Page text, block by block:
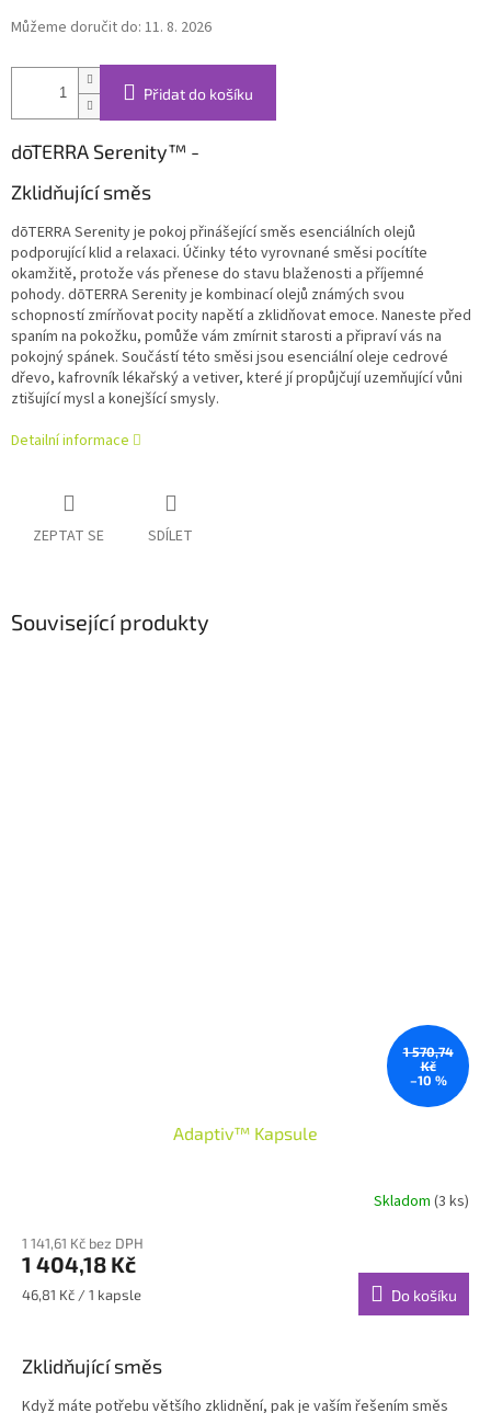
Můžeme doručit do: 11. 8. 2026
Přidat do košíku
dōTERRA Serenity™ -
Zklidňující směs
dōTERRA Serenity je pokoj přinášející směs esenciálních olejů
podporující klid a relaxaci. Účinky této vyrovnané směsi pocítíte
okamžitě, protože vás přenese do stavu blaženosti a příjemné
pohody. dōTERRA Serenity je kombinací olejů známých svou
schopností zmírňovat pocity napětí a zklidňovat emoce. Naneste před
spaním na pokožku, pomůže vám zmírnit starosti a připraví vás na
pokojný spánek. Součástí této směsi jsou esenciální oleje cedrové
dřevo, kafrovník lékařský a vetiver, které jí propůjčují uzemňující vůni
ztišující mysl a konejšící smysly.
Detailní informace
ZEPTAT SE SDÍLET
Související produkty
1 570,74
Kč
–10 %
Adaptiv™ Kapsule
Skladom (3 ks)
1 141,61 Kč bez DPH
1 404,18 Kč
Měrná
46,81 Kč / 1 kapsle Do košíku
Zklidňující směs
Když máte potřebu většího zklidnění, pak je vaším řešením směs